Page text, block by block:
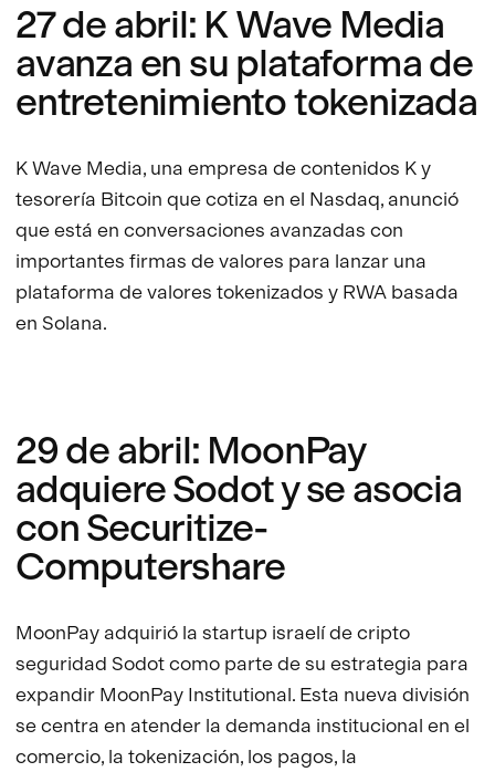
27 de abril: K Wave Media
avanza en su plataforma de
entretenimiento tokenizada
K Wave Media, una empresa de contenidos K y
tesorería Bitcoin que cotiza en el Nasdaq, anunció
que está en conversaciones avanzadas con
importantes firmas de valores para lanzar una
plataforma de valores tokenizados y RWA basada
en Solana.
29 de abril: MoonPay
adquiere Sodot y se asocia
con Securitize-
Computershare
MoonPay adquirió la startup israelí de cripto
seguridad Sodot como parte de su estrategia para
expandir MoonPay Institutional. Esta nueva división
se centra en atender la demanda institucional en el
comercio, la tokenización, los pagos, la